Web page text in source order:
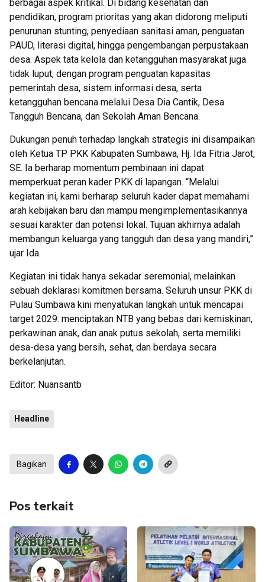
berbagai aspek kritikal. Di bidang kesehatan dan
pendidikan, program prioritas yang akan didorong meliputi
penurunan stunting, penyediaan sanitasi aman, penguatan
PAUD, literasi digital, hingga pengembangan perpustakaan
desa. Aspek tata kelola dan ketangguhan masyarakat juga
tidak luput, dengan program penguatan kapasitas
pemerintah desa, sistem informasi desa, serta
ketangguhan bencana melalui Desa Dia Cantik, Desa
Tangguh Bencana, dan Sekolah Aman Bencana.
Dukungan penuh terhadap langkah strategis ini disampaikan
oleh Ketua TP PKK Kabupaten Sumbawa, Hj. Ida Fitria Jarot,
SE. Ia berharap momentum pembinaan ini dapat
memperkuat peran kader PKK di lapangan. “Melalui
kegiatan ini, kami berharap seluruh kader dapat memahami
arah kebijakan baru dan mampu mengimplementasikannya
sesuai karakter dan potensi lokal. Tujuan akhirnya adalah
membangun keluarga yang tangguh dan desa yang mandiri,”
ujar Ida.
Kegiatan ini tidak hanya sekadar seremonial, melainkan
sebuah deklarasi komitmen bersama. Seluruh unsur PKK di
Pulau Sumbawa kini menyatukan langkah untuk mencapai
target 2029: menciptakan NTB yang bebas dari kemiskinan,
perkawinan anak, dan anak putus sekolah, serta memiliki
desa-desa yang bersih, sehat, dan berdaya secara
berkelanjutan.
Editor: Nuansantb
Headline
Bagikan
Pos terkait